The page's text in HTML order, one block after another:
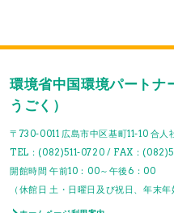
環境省中国環境パートナ
うごく）
〒730-0011 広島市中区基町11-10 合人
TEL：(082)511-0720 / FAX：
開館時間 午前10：00～午後6：00
（休館日 土・日曜日及び祝日、年末年